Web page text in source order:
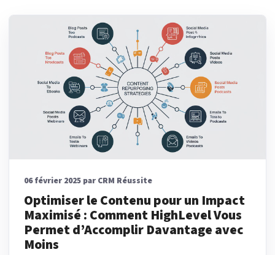
06 février 2025 par CRM Réussite
Optimiser le Contenu pour un Impact
Maximisé : Comment HighLevel Vous
Permet d’Accomplir Davantage avec
Moins